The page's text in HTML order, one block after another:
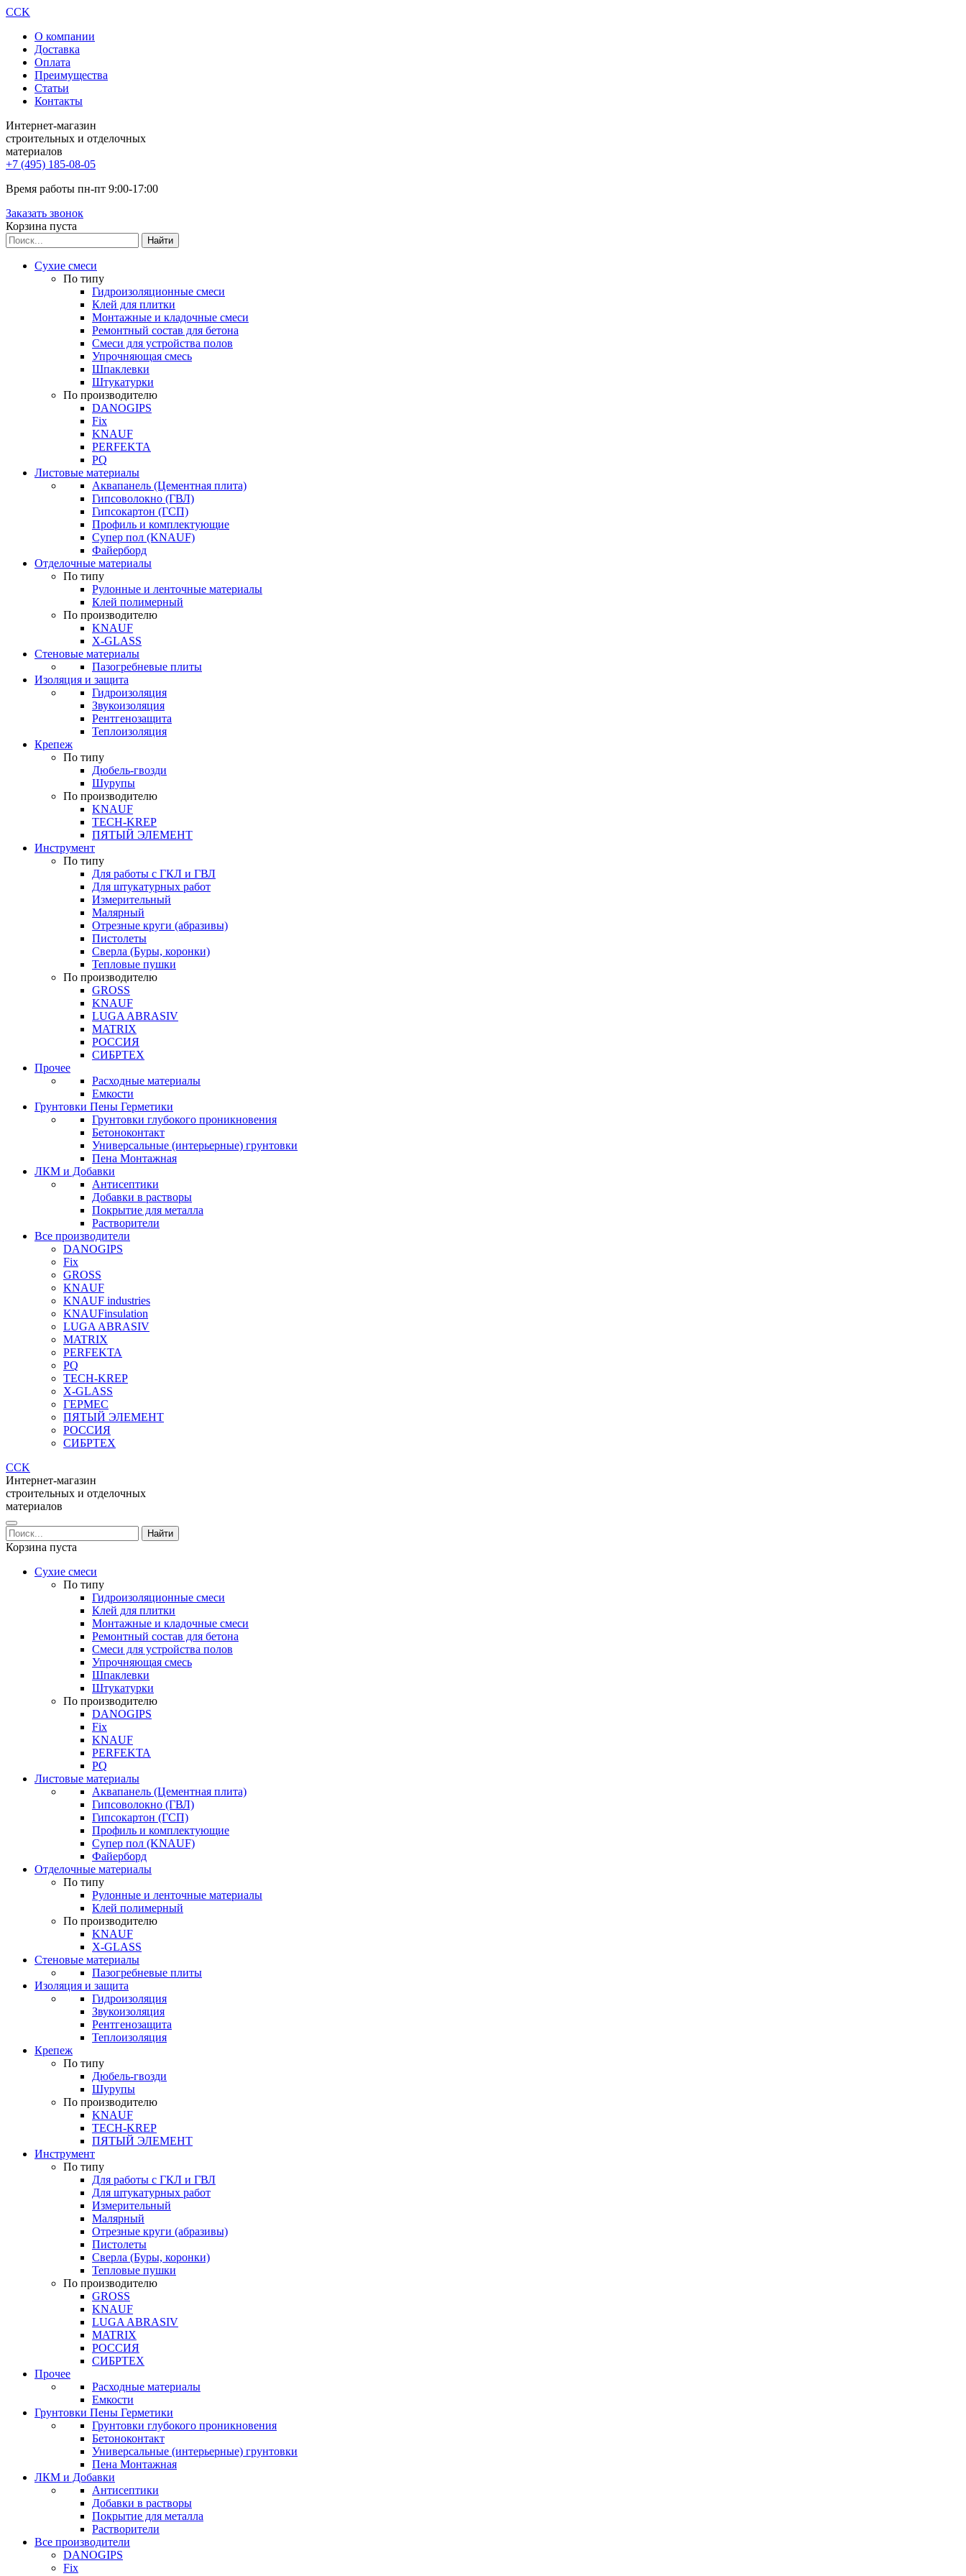
CCK
О компании
Доставка
Оплата
Преимущества
Статьи
Контакты
Интернет-магазин
строительных и отделочных
материалов
+7 (495) 185-08-05
Время работы пн-пт 9:00-17:00
Заказать звонок
Корзина пуста
Сухие смеси
По типу
Гидроизоляционные смеси
Клей для плитки
Монтажные и кладочные смеси
Ремонтный состав для бетона
Смеси для устройства полов
Упрочняющая смесь
Шпаклевки
Штукатурки
По производителю
DANOGIPS
Fix
KNAUF
PERFEKTA
PQ
Листовые материалы
Аквапанель (Цементная плита)
Гипсоволокно (ГВЛ)
Гипсокартон (ГСП)
Профиль и комплектующие
Супер пол (KNAUF)
Файерборд
Отделочные материалы
По типу
Рулонные и ленточные материалы
Клей полимерный
По производителю
KNAUF
X-GLASS
Стеновые материалы
Пазогребневые плиты
Изоляция и защита
Гидроизоляция
Звукоизоляция
Рентгенозащита
Теплоизоляция
Крепеж
По типу
Дюбель-гвозди
Шурупы
По производителю
KNAUF
TECH-KREP
ПЯТЫЙ ЭЛЕМЕНТ
Инструмент
По типу
Для работы с ГКЛ и ГВЛ
Для штукатурных работ
Измерительный
Малярный
Отрезные круги (абразивы)
Пистолеты
Сверла (Буры, коронки)
Тепловые пушки
По производителю
GROSS
KNAUF
LUGA ABRASIV
MATRIX
РОССИЯ
СИБРТЕХ
Прочее
Расходные материалы
Емкости
Грунтовки Пены Герметики
Грунтовки глубокого проникновения
Бетоноконтакт
Универсальные (интерьерные) грунтовки
Пена Монтажная
ЛКМ и Добавки
Антисептики
Добавки в растворы
Покрытие для металла
Растворители
Все производители
DANOGIPS
Fix
GROSS
KNAUF
KNAUF industries
KNAUFinsulation
LUGA ABRASIV
MATRIX
PERFEKTA
PQ
TECH-KREP
X-GLASS
ГЕРМЕС
ПЯТЫЙ ЭЛЕМЕНТ
РОССИЯ
СИБРТЕХ
CCK
Интернет-магазин
строительных и отделочных
материалов
Корзина пуста
Сухие смеси
По типу
Гидроизоляционные смеси
Клей для плитки
Монтажные и кладочные смеси
Ремонтный состав для бетона
Смеси для устройства полов
Упрочняющая смесь
Шпаклевки
Штукатурки
По производителю
DANOGIPS
Fix
KNAUF
PERFEKTA
PQ
Листовые материалы
Аквапанель (Цементная плита)
Гипсоволокно (ГВЛ)
Гипсокартон (ГСП)
Профиль и комплектующие
Супер пол (KNAUF)
Файерборд
Отделочные материалы
По типу
Рулонные и ленточные материалы
Клей полимерный
По производителю
KNAUF
X-GLASS
Стеновые материалы
Пазогребневые плиты
Изоляция и защита
Гидроизоляция
Звукоизоляция
Рентгенозащита
Теплоизоляция
Крепеж
По типу
Дюбель-гвозди
Шурупы
По производителю
KNAUF
TECH-KREP
ПЯТЫЙ ЭЛЕМЕНТ
Инструмент
По типу
Для работы с ГКЛ и ГВЛ
Для штукатурных работ
Измерительный
Малярный
Отрезные круги (абразивы)
Пистолеты
Сверла (Буры, коронки)
Тепловые пушки
По производителю
GROSS
KNAUF
LUGA ABRASIV
MATRIX
РОССИЯ
СИБРТЕХ
Прочее
Расходные материалы
Емкости
Грунтовки Пены Герметики
Грунтовки глубокого проникновения
Бетоноконтакт
Универсальные (интерьерные) грунтовки
Пена Монтажная
ЛКМ и Добавки
Антисептики
Добавки в растворы
Покрытие для металла
Растворители
Все производители
DANOGIPS
Fix